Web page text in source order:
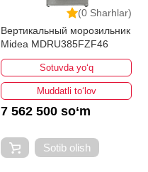
(0 Sharhlar)
Вертикальный морозильник
Midea MDRU385FZF46
Sotuvda yo‘q
Muddatli to‘lov
7 562 500 so‘m
Sotib olish